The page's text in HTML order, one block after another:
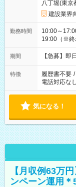
八丁堀(東京
建設業界
勤務時間
10:00～
19:00（※終
期間 【急募】
特徴 履歴書不要 /
電話対応なし
気になる！
【月収例63万
ンペーン運用＊